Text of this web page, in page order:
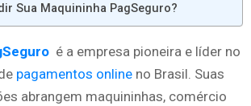
Sua Maquininha PagSeguro?
é a empresa pioneira e líder no
pagamentos online no Brasil. Suas
abrangem maquininhas, comércio